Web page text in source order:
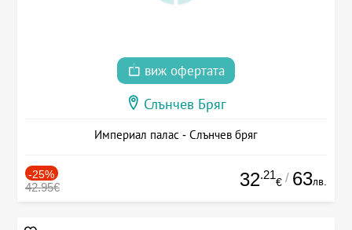
виж офертата
Слънчев Бряг
Империал палас - Слънчев бряг
-25%
42.95€ 32.21
€ / 63лв.